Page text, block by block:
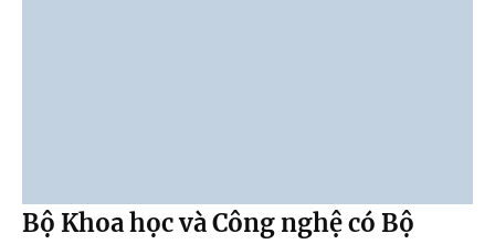
Bộ Khoa học và Công nghệ có Bộ